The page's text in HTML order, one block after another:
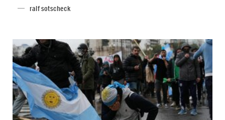
ralf sotscheck